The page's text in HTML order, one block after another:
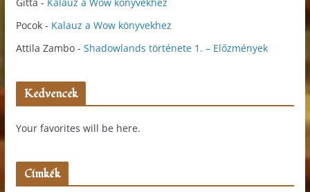
Pocok- Kalauz a Wow könyvekhez
Attila Zambo- Shadowlands története 1. – Előzmények
Kedvencek
Your favorites will be here.
Címkék